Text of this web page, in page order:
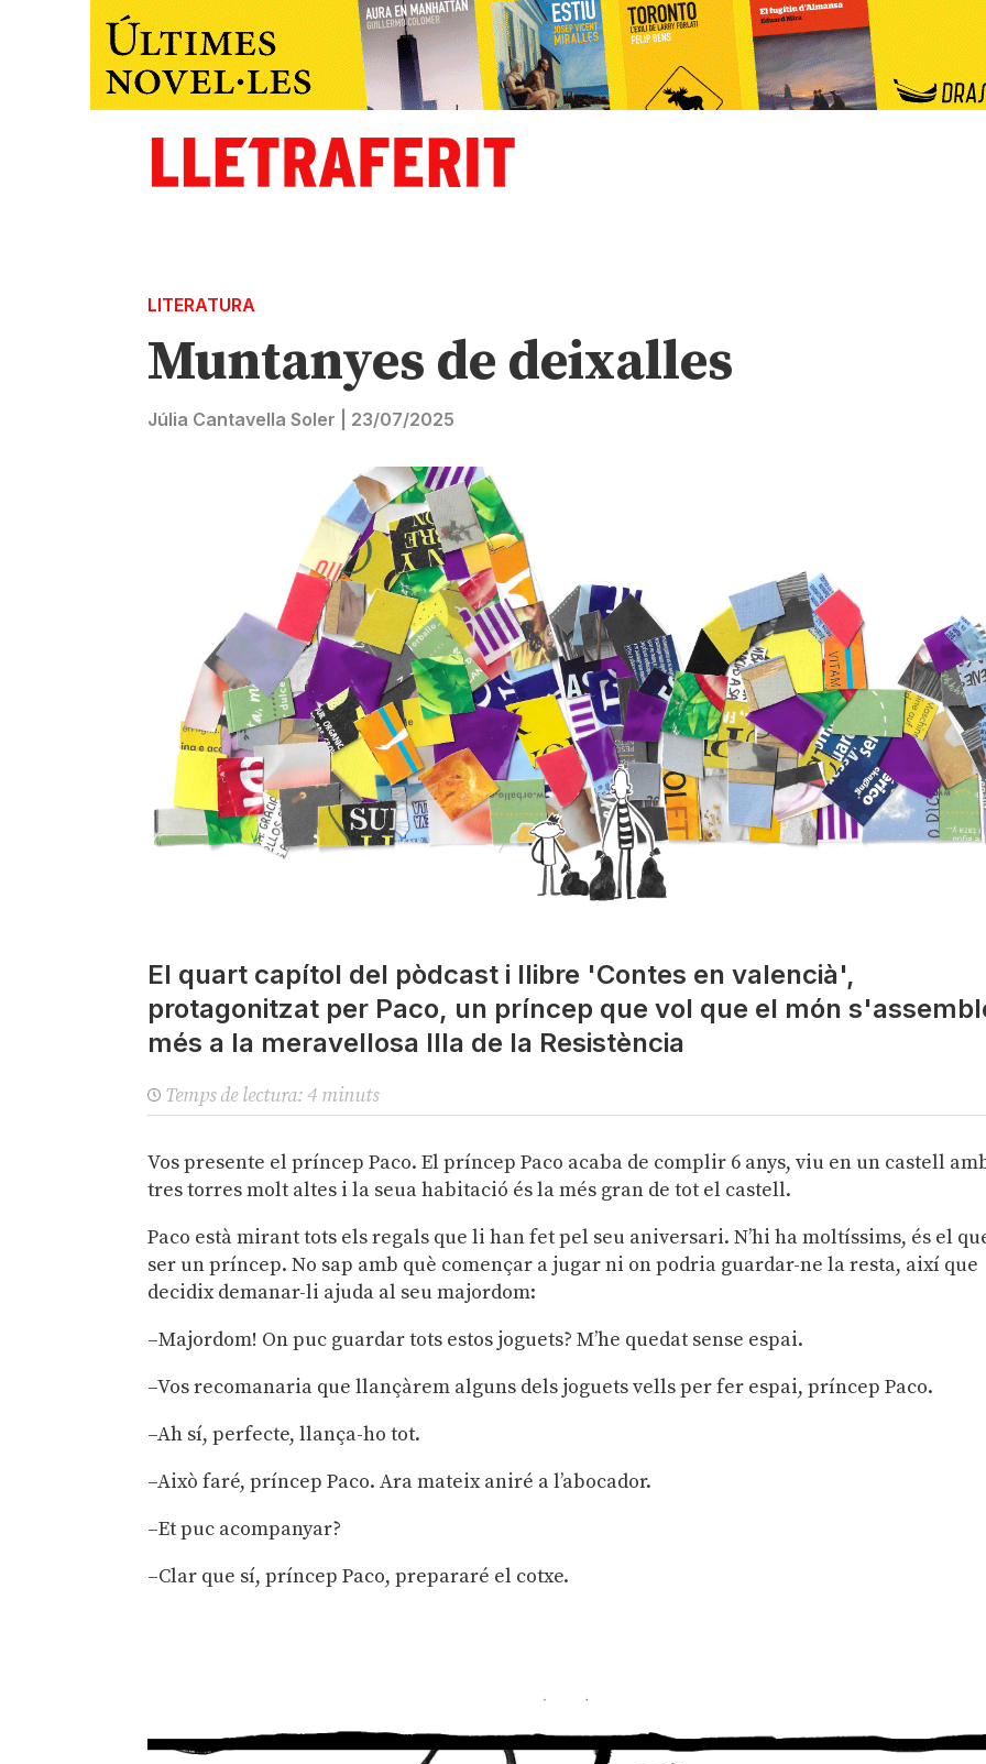
LITERATURA
Muntanyes de deixalles
Júlia Cantavella Soler 23/07/2025
El quart capítol del pòdcast i llibre 'Contes en valencià',
protagonitzat per Paco, un príncep que vol que el món
més a la meravellosa Illa de la Resistència
Temps de lectura: 4 minuts
Vos presente el príncep Paco. El príncep Paco acaba de complir 6 anys, viu en un castell
tres torres molt altes i la seua habitació és la més gran de tot el castell.
Paco està mirant tots els regals que li han fet pel seu aniversari. N’hi ha moltíssims, és el
ser un príncep. No sap amb què començar a jugar ni on podria guardar-ne la resta, així que
decidix demanar-li ajuda al seu majordom:
–Majordom! On puc guardar tots estos joguets? M’he quedat sense espai.
–Vos recomanaria que llançàrem alguns dels joguets vells per fer espai, príncep Paco.
–Ah sí, perfecte, llança-ho tot.
–Això faré, príncep Paco. Ara mateix aniré a l’abocador.
–Et puc acompanyar?
–Clar que sí, príncep Paco, prepararé el cotxe.